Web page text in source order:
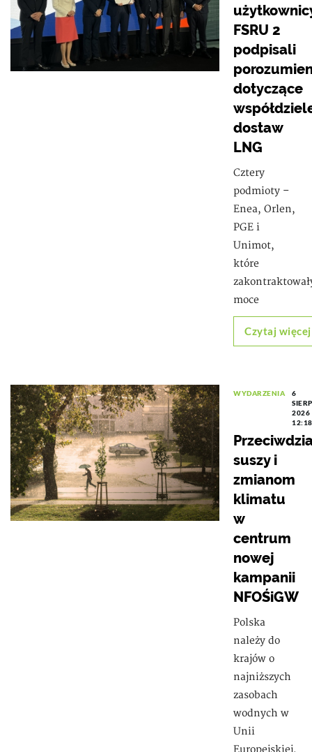
FSRU 2
podpisali
dotyczące
dostaw
LNG
Cztery
podmioty –
Enea, Orlen,
PGE i
Unimot,
które
moce
Czytaj więcej
WYDARZENIA
6
2026
12:18
suszy i
zmianom
klimatu
w
centrum
nowej
kampanii
NFOŚiGW
Polska
należy do
krajów o
najniższych
zasobach
wodnych w
Unii
Europejskiej,